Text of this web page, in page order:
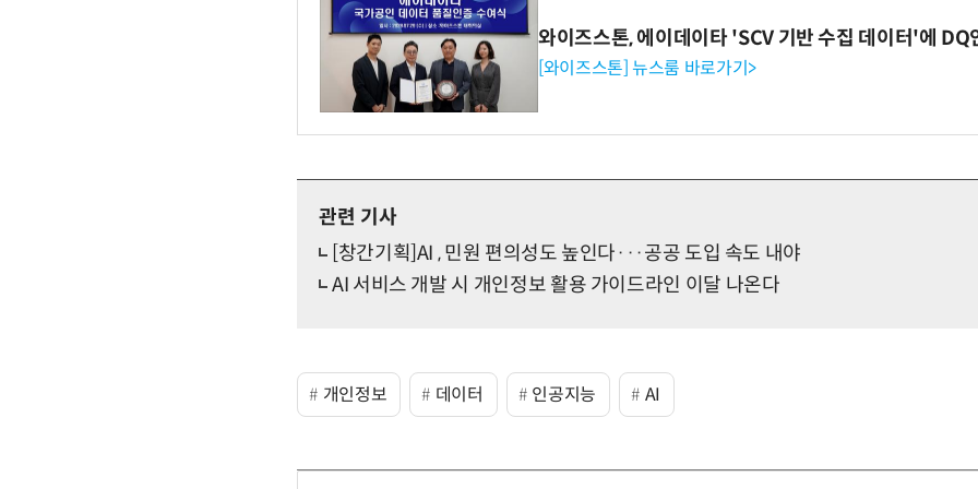
와이즈스톤, 에이데이타 'SCV 기반 수집 데이터'에 DQ
[와이즈스톤] 뉴스룸 바로가기>
관련 기사
[창간기획]AI , 민원 편의성도 높인다···공공 도입 속도 내야
AI 서비스 개발 시 개인정보 활용 가이드라인 이달 나온다
개인정보 데이터 인공지능 AI